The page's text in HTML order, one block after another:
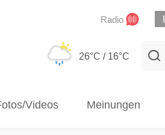
Radio
26°C / 16°C
Videos Meinungen